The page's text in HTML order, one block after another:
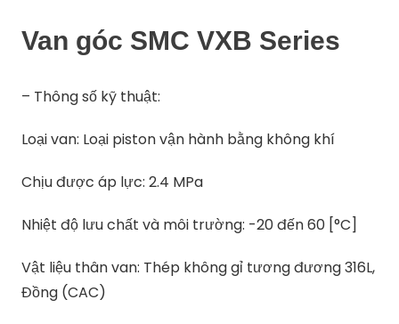
Van góc SMC VXB Series
– Thông số kỹ thuật:
Loại van: Loại piston vận hành bằng không khí
Chịu được áp lực: 2.4 MPa
Nhiệt độ lưu chất và môi trường: -20 đến 60 [°C]
Vật liệu thân van: Thép không gỉ tương đương 316L,
Đồng (CAC)